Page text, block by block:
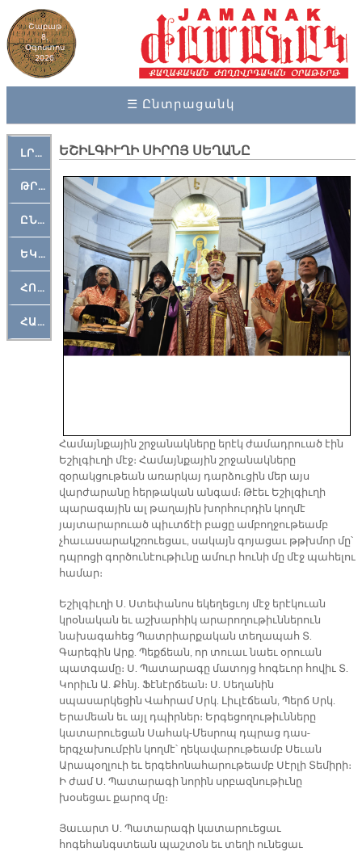
Շաբաթ
8,
Օգոստոս
2026
☰ Ընտրացանկ
ԼՐԱՀՈՍ
ԹՐՔԱՀԱՅ ԿԵԱՆՔ
ԸՆԿԵՐԱՄՇԱԿՈՒԹԱՅԻՆ
ԵԿԵՂԵՑԱԿԱՆ
ՀՈԳԵՄՏԱՒՈՐ
ՀԱՐԹԱԿ
ԵՇԻԼԳԻՒՂԻ ՍԻՐՈՅ ՍԵՂԱՆԸ
Համայնքային շրջանակները երէկ ժամադրուած էին
Եշիլգիւղի մէջ։ Համայնքային շրջանակները
զօրակցութեան առարկայ դարձուցին մեր այս
վարժարանը հերթական անգամ։ Թէեւ Եշիլգիւղի
պարագային ալ թաղային խորհուրդին կողմէ
յայտարարուած պիւտճէի բացը ամբողջութեամբ
չհաւասարակշռուեցաւ, սակայն գոյացաւ թթխմոր մը՝
դպրոցի գործունէութիւնը ամուր հունի մը մէջ պահելու
համար։
Եշիլգիւղի Ս. Ստեփանոս եկեղեցւոյ մէջ երէկուան
կրօնական եւ աշխարհիկ արարողութիւններուն
նախագահեց Պատրիարքական տեղապահ Տ.
Գարեգին Արք. Պեքճեան, որ տուաւ նաեւ օրուան
պատգամը։ Ս. Պատարագը մատոյց հոգեւոր հովիւ Տ.
Կորիւն Ա. Քհնյ. Ֆէնէրճեան։ Ս. Սեղանին
սպասարկեցին Վահրամ Սրկ. Լիւլէճեան, Պերճ Սրկ.
Երամեան եւ այլ դպիրներ։ Երգեցողութիւնները
կատարուեցան Սահակ-Մեսրոպ դպրաց դաս-
երգչախումբին կողմէ՝ ղեկավարութեամբ Սեւան
Արապօղլուի եւ երգեհոնահարութեամբ Սէրլի Տեմիրի։
Ի ժամ Ս. Պատարագի նորին սրբազնութիւնը
խօսեցաւ քարոզ մը։
Յաւարտ Ս. Պատարագի կատարուեցաւ
հոգեհանգստեան պաշտօն եւ տեղի ունեցաւ